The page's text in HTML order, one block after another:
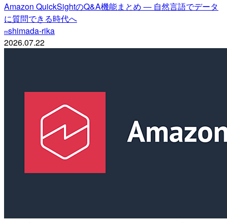
Amazon QuickSightのQ&A機能まとめ ― 自然言語でデータ
に質問できる時代へ
mshimada-rika
2026.07.22